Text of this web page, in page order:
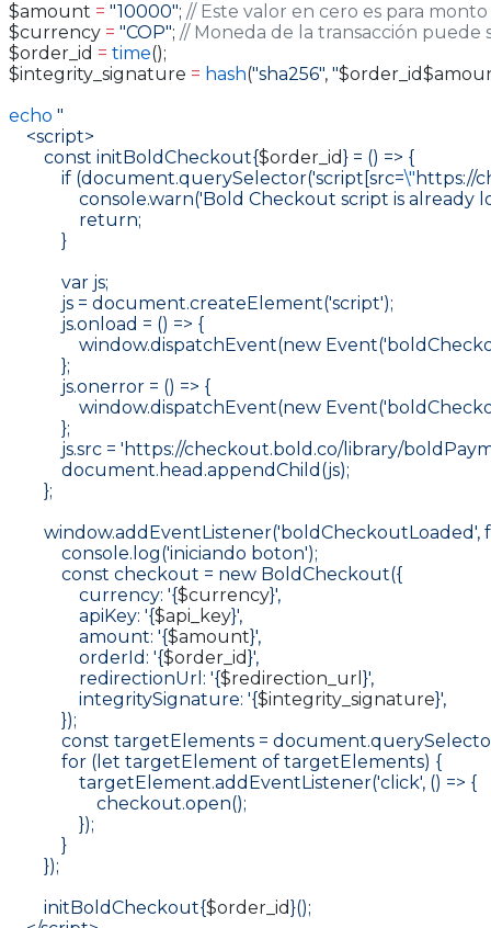
$amount = "10000"; // Este valor en cero es para
$currency = "COP"; // Moneda de la transacción puede
$order_id = time();
$integrity_signature = hash("sha256", "
echo "
    <script>
        const initBoldCheckout{
$order_id} = () => {
            if (document.querySelector('script[src=
\" https://
console.warn('Bold Checkout script is already
                return;
            }
            var js;
            js = document.createElement('script');
            js.onload = () => {
window.dispatchEvent(new
            };
            js.onerror = () => {
window.dispatchEvent(new
            };
js.src = 'https://checkout.bold.co/library/
            document.head.appendChild(js);
        };
window.addEventListener('boldCheckoutLoaded',
            console.log('iniciando boton');
            const checkout = new BoldCheckout({
                currency: '{
$currency}',
                apiKey: '{
$api_key}',
                amount: '{
$amount}',
                orderId: '{
$order_id}',
                redirectionUrl: '{
$redirection_url }',
                integritySignature: '{
$integrity_signature}',
            });
const targetElements =
            for (let targetElement of targetElements) {
                targetElement.addEventListener('click', () => {
                    checkout.open();
                });
            }
        });
        initBoldCheckout{
$order_id}();